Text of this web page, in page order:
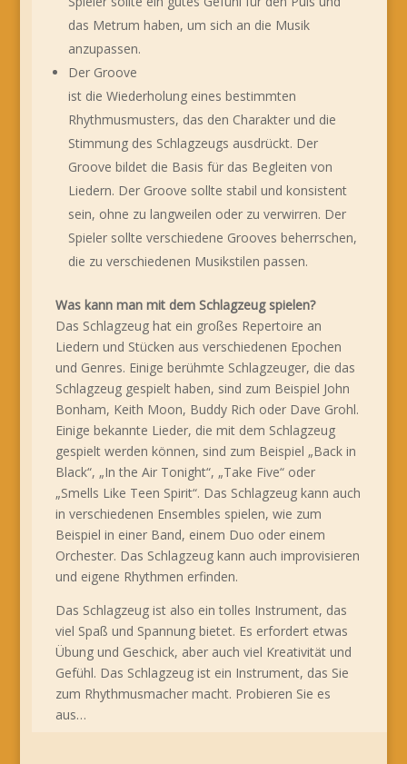
das Metrum haben, um sich an die Musik
anzupassen.
Der Groove
ist die Wiederholung eines bestimmten
Rhythmusmusters, das den Charakter und die
Stimmung des Schlagzeugs ausdrückt. Der
Groove bildet die Basis für das Begleiten von
Liedern. Der Groove sollte stabil und konsistent
sein, ohne zu langweilen oder zu verwirren. Der
Spieler sollte verschiedene Grooves beherrschen,
die zu verschiedenen Musikstilen passen.
Was kann man mit dem Schlagzeug spielen?
Das Schlagzeug hat ein großes Repertoire an
Liedern und Stücken aus verschiedenen Epochen
und Genres. Einige berühmte Schlagzeuger, die das
Schlagzeug gespielt haben, sind zum Beispiel John
Bonham, Keith Moon, Buddy Rich oder Dave Grohl.
Einige bekannte Lieder, die mit dem Schlagzeug
gespielt werden können, sind zum Beispiel „Back in
Black“, „In the Air Tonight“, „Take Five“ oder
„Smells Like Teen Spirit“. Das Schlagzeug kann auch
in verschiedenen Ensembles spielen, wie zum
Beispiel in einer Band, einem Duo oder einem
Orchester. Das Schlagzeug kann auch improvisieren
und eigene Rhythmen erfinden.
Das Schlagzeug ist also ein tolles Instrument, das
viel Spaß und Spannung bietet. Es erfordert etwas
Übung und Geschick, aber auch viel Kreativität und
Gefühl. Das Schlagzeug ist ein Instrument, das Sie
zum Rhythmusmacher macht. Probieren Sie es
aus…